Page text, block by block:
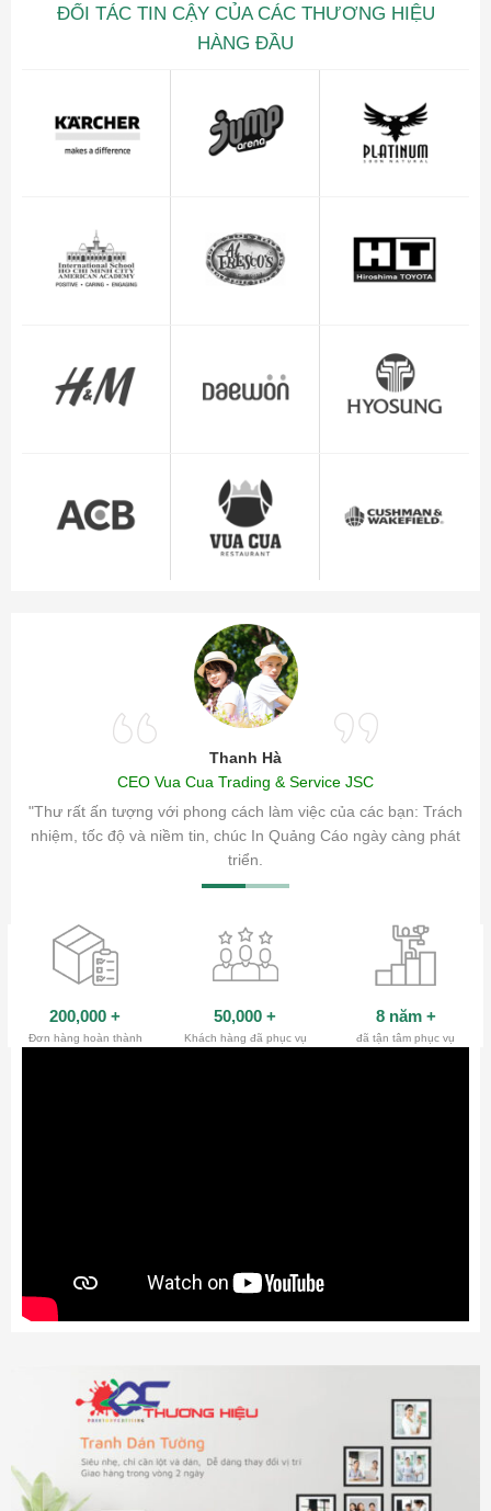
ĐỐI TÁC TIN CẬY CỦA CÁC THƯƠNG HIỆU
HÀNG ĐẦU
Thanh Hà
CEO Vua Cua Trading & Service JSC
"Thư rất ấn tượng với phong cách làm việc của các bạn: Trách
nhiệm, tốc độ và niềm tin, chúc In Quảng Cáo ngày càng phát
triển.
sóc
200,000 +
Đơn hàng hoàn thành
50,000 +
Khách hàng đã phục vụ
8 năm +
đã tận tâm phục vụ